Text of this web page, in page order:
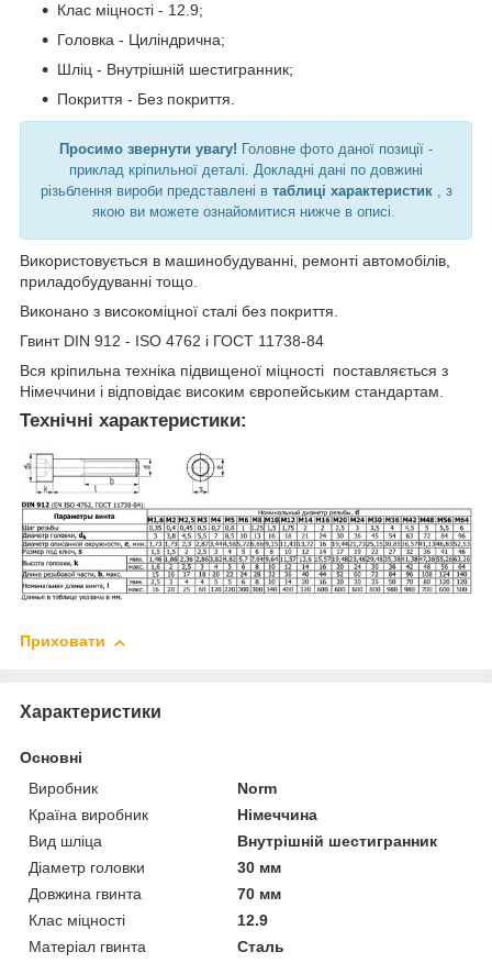
Клас міцності - 12.9;
Головка - Циліндрична;
Шліц - Внутрішній шестигранник;
Покриття - Без покриття.
Просимо звернути увагу! Головне фото даної позиції -
приклад кріпильної деталі. Докладні дані по довжині
різьблення вироби представлені в таблиці характеристик , з
якою ви можете ознайомитися нижче в описі.
Використовується в машинобудуванні, ремонті автомобілів,
приладобудуванні тощо.
Виконано з високоміцної сталі без покриття.
Гвинт DIN 912 - ISO 4762 і ГОСТ 11738-84
Вся кріпильна техніка підвищеної міцності поставляється з
Німеччини і відповідає високим європейським стандартам.
Технічні характеристики:
Приховати
Характеристики
Основні
Виробник
Norm
Країна виробник
Німеччина
Вид шліца
Внутрішній шестигранник
Діаметр головки
30 мм
Довжина гвинта
70 мм
Клас міцності
12.9
Матеріал гвинта
Сталь